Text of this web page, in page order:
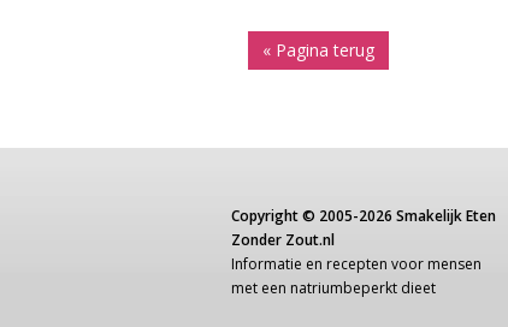
« Pagina terug
Copyright © 2005-2026 Smakelijk Eten
Zonder Zout.nl
Informatie en recepten voor mensen
met een natriumbeperkt dieet